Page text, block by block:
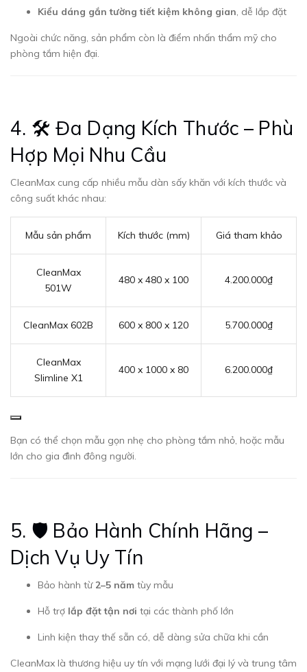
Kiểu dáng gắn tường tiết kiệm không gian, dễ lắp đặt
Ngoài chức năng, sản phẩm còn là điểm nhấn thẩm mỹ cho
phòng tắm hiện đại.
4. 🛠 Đa Dạng Kích Thước – Phù
Hợp Mọi Nhu Cầu
CleanMax cung cấp nhiều mẫu dàn sấy khăn với kích thước và
công suất khác nhau:
Mẫu sản phẩm Kích thước (mm) Giá tham khảo
CleanMax
501W
480 x 480 x 100 4.200.000₫
CleanMax 602B 600 x 800 x 120 5.700.000₫
CleanMax
Slimline X1
400 x 1000 x 80 6.200.000₫
Bạn có thể chọn mẫu gọn nhẹ cho phòng tắm nhỏ, hoặc mẫu
lớn cho gia đình đông người.
5. 🛡 Bảo Hành Chính Hãng –
Dịch Vụ Uy Tín
Bảo hành từ 2–5 năm tùy mẫu
Hỗ trợ lắp đặt tận nơi tại các thành phố lớn
Linh kiện thay thế sẵn có, dễ dàng sửa chữa khi cần
CleanMax là thương hiệu uy tín với mạng lưới đại lý và trung tâm